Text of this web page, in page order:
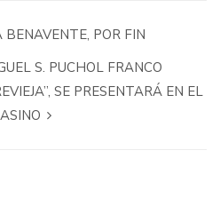
POR FIN
S. PUCHOL FRANCO
SE PRESENTARÁ EN EL